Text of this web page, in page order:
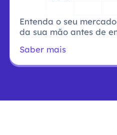
Entenda o seu
da sua mão antes de
Saber mais